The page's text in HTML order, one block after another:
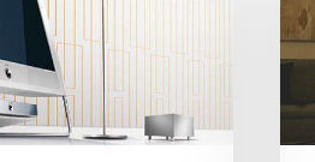
Suchen oder ESC zum Schließen.